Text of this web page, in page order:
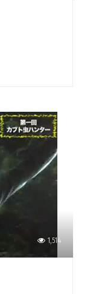
1,514